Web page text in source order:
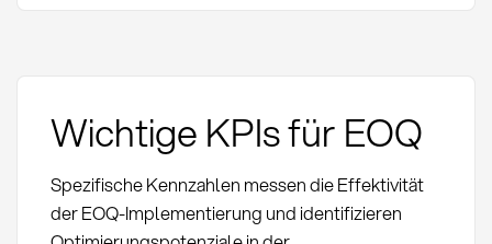
Wichtige KPIs für EOQ
Spezifische Kennzahlen messen die Effektivität
der EOQ-Implementierung und identifizieren